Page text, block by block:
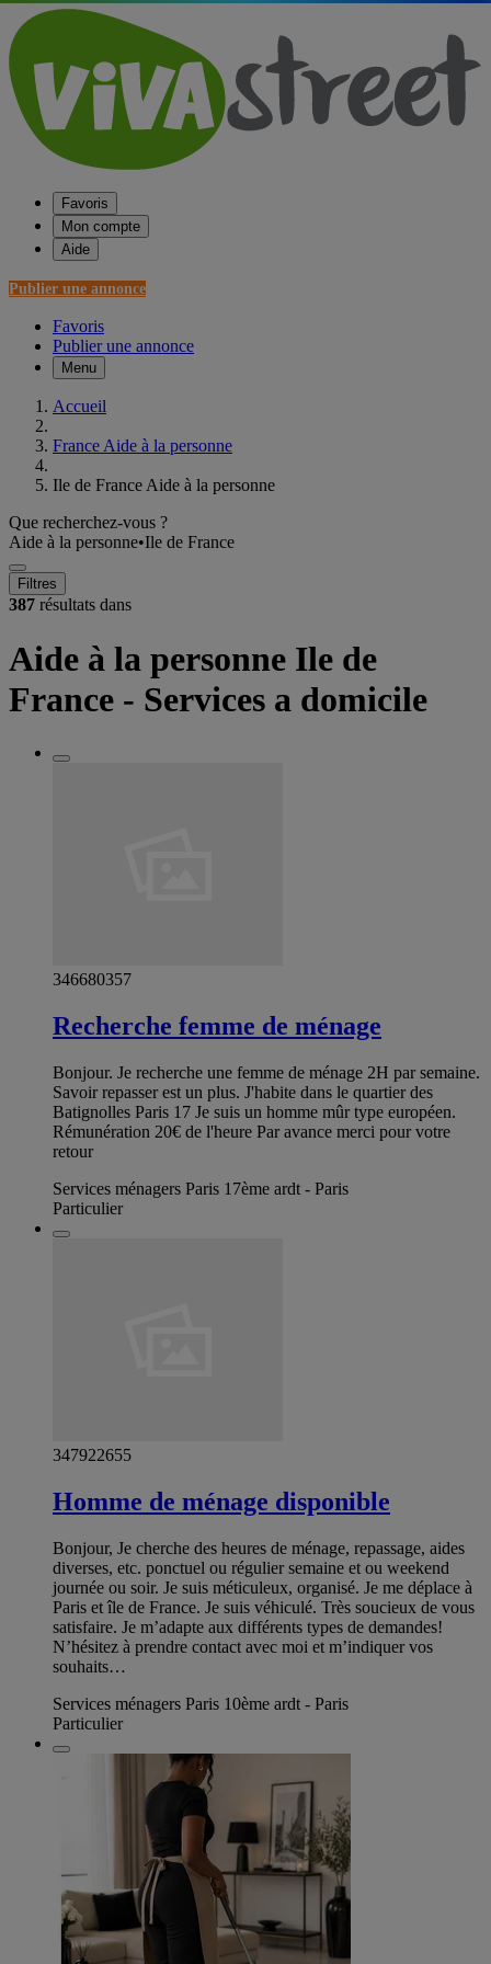
Favoris
Mon compte
Aide
Publier une annonce
Favoris
Publier une annonce
Menu
Accueil
France Aide à la personne
Ile de France Aide à la personne
Que recherchez-vous ?
Aide à la personne•Ile de France
Filtres
387 résultats dans
Aide à la personne Ile de
France - Services a domicile
346680357
Recherche femme de ménage
Bonjour. Je recherche une femme de ménage 2H par semaine.
Savoir repasser est un plus. J'habite dans le quartier des
Batignolles Paris 17 Je suis un homme mûr type européen.
Rémunération 20€ de l'heure Par avance merci pour votre
retour
Services ménagers Paris 17ème ardt - Paris
Particulier
347922655
Homme de ménage disponible
Bonjour, Je cherche des heures de ménage, repassage, aides
diverses, etc. ponctuel ou régulier semaine et ou weekend
journée ou soir. Je suis méticuleux, organisé. Je me déplace à
Paris et île de France. Je suis véhiculé. Très soucieux de vous
satisfaire. Je m’adapte aux différents types de demandes!
N’hésitez à prendre contact avec moi et m’indiquer vos
souhaits…
Services ménagers Paris 10ème ardt - Paris
Particulier